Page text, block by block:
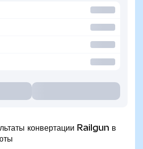
конвертации Railgun в